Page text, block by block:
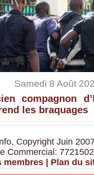
Samedi 8 Août
compagnon
les braquages
Copyright Juin
Commercial:
membres
Plan du